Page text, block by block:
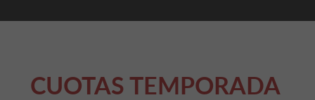
CUOTAS TEMPORADA